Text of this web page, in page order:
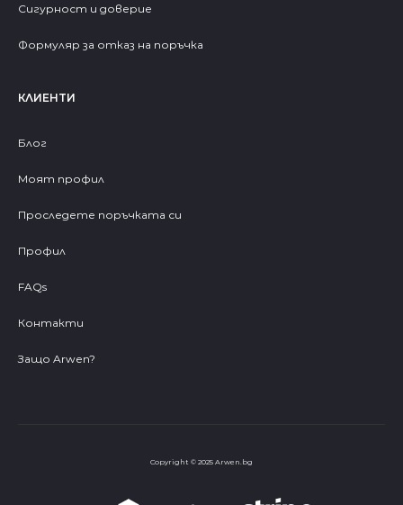
Сигурност и доверие
Формуляр за отказ на поръчка
КЛИЕНТИ
Блог
Моят профил
Проследете поръчката си
Профил
FAQs
Контакти
Защо Arwen?
Copyright © 2025 Arwen.bg